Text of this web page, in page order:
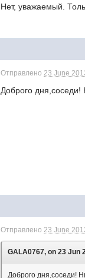
Нет, уважаемый.
Отправлено23 June
Доброго дня,соседи!
Отправлено23 June
GALA0767, on 23 Jun
Доброго дня,соседи!